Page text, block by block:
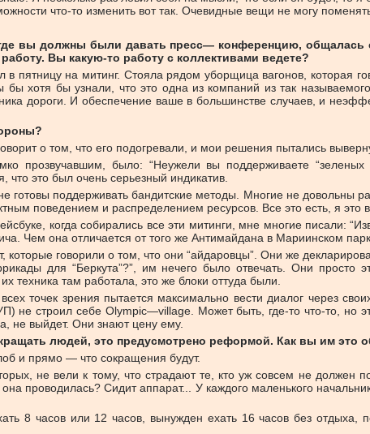
что-то изменить вот так. Очевидные вещи не могу
вы должны были давать пресс— конференцию,
Вы какую-то работу с коллективами ведете?
пятницу на митинг. Стояла рядом уборщица вагонов, которая
бы хотя бы узнали, что это одна из компаний из так
дороги. И обеспечение ваше в большинстве случаев, и
о том, что его подогревали, и мои решения пытались
прозвучавшим, было: “Неужели вы поддерживаете “зеленых
это был очень серьезный индикатив.
готовы поддерживать бандитские методы. Многие не довольны
поведением и распределением ресурсов. Все это есть, я это
когда собирались все эти митинги, мне многие писали:
Чем она отличается от того же Антимайдана в Мариинском
говорили о том, что они “айдаровцы”. Они же
для “Беркута”?”, им нечего было отвечать. Они
техника там работала, это же блоки оттуда были.
точек зрения пытается максимально вести диалог через
не строил себе Olympic—village. Может быть, где-то что-то, но
не выйдет. Они знают цену ему.
людей, это предусмотрено реформой. Как вы им это
и прямо — что сокращения будут.
не вели к тому, что страдают те, кто уж совсем не должен
проводилась? Сидит аппарат... У каждого маленького
8 часов или 12 часов, вынужден ехать 16 часов без отдыха,